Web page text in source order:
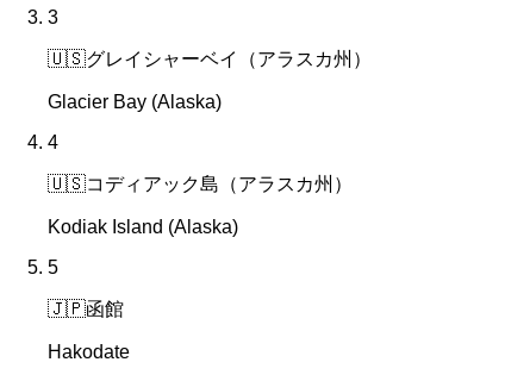
3
🇺🇸グレイシャーベイ（アラスカ州）
Glacier Bay (Alaska)
4
🇺🇸コディアック島（アラスカ州）
Kodiak Island (Alaska)
5
🇯🇵函館
Hakodate